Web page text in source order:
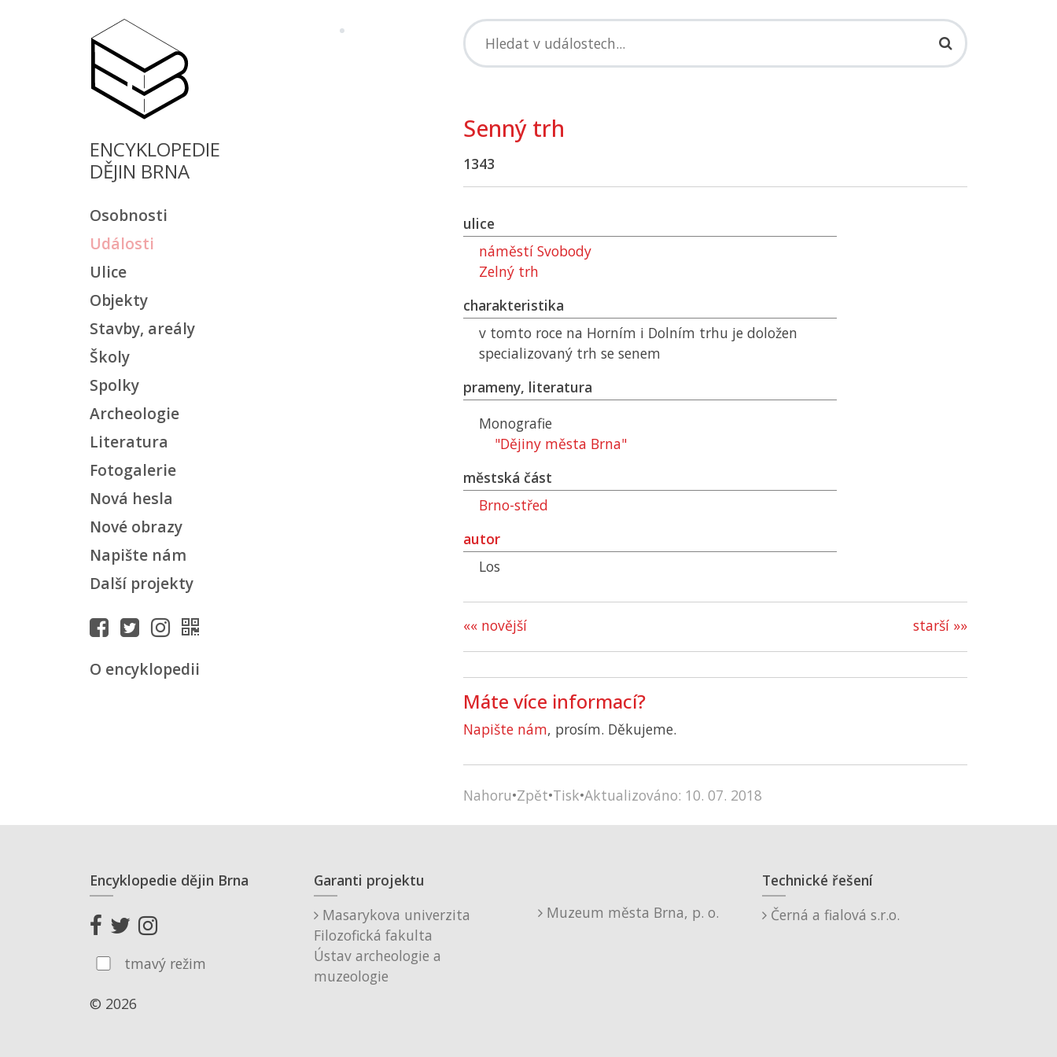
ENCYKLOPEDIE
DĚJIN BRNA
Osobnosti
Události
Ulice
Objekty
Stavby, areály
Školy
Spolky
Archeologie
Literatura
Fotogalerie
Nová hesla
Nové obrazy
Napište nám
Další projekty
O encyklopedii
Senný trh
1343
ulice
náměstí Svobody
Zelný trh
charakteristika
v tomto roce na Horním i Dolním trhu je doložen
specializovaný trh se senem
prameny, literatura
Monografie
"Dějiny města Brna"
městská část
Brno-střed
autor
Los
starší »»
«« novější
Máte více informací?
Napište nám, prosím. Děkujeme.
Nahoru•Zpět•Tisk•Aktualizováno: 10. 07. 2018
Encyklopedie dějin Brna
tmavý režim
© 2026
Garanti projektu
Masarykova univerzita
Filozofická fakulta
Ústav archeologie a
muzeologie
Muzeum města Brna, p. o.
Technické řešení
Černá a fialová s.r.o.